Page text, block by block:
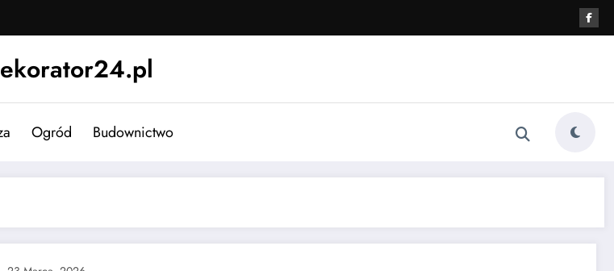
Ogród Budownictwo